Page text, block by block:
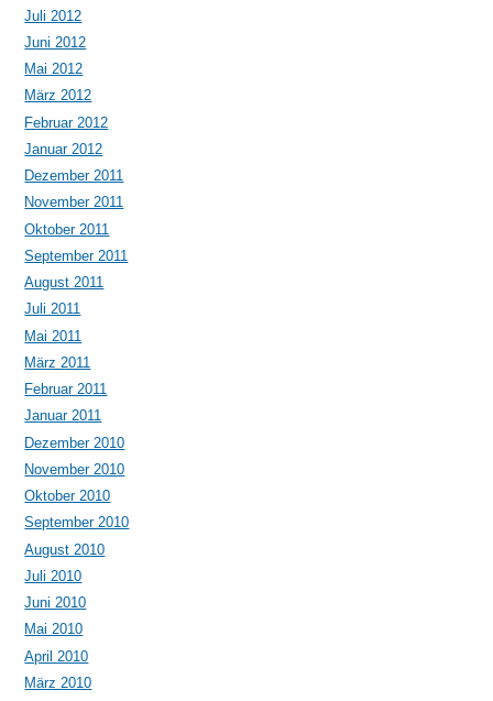
Juli 2012
Juni 2012
Mai 2012
März 2012
Februar 2012
Januar 2012
Dezember 2011
November 2011
Oktober 2011
September 2011
August 2011
Juli 2011
Mai 2011
März 2011
Februar 2011
Januar 2011
Dezember 2010
November 2010
Oktober 2010
September 2010
August 2010
Juli 2010
Juni 2010
Mai 2010
April 2010
März 2010